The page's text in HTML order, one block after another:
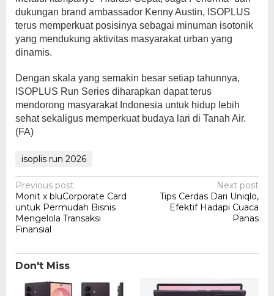
dukungan brand ambassador Kenny Austin, ISOPLUS
terus memperkuat posisinya sebagai minuman isotonik
yang mendukung aktivitas masyarakat urban yang
dinamis.
Dengan skala yang semakin besar setiap tahunnya,
ISOPLUS Run Series diharapkan dapat terus
mendorong masyarakat Indonesia untuk hidup lebih
sehat sekaligus memperkuat budaya lari di Tanah Air.
(FA)
isoplis run 2026
Post
navigation
Previous post
Monit x bluCorporate Card
untuk Permudah Bisnis
Mengelola Transaksi
Finansial
Next post
Tips Cerdas Dari Uniqlo,
Efektif Hadapi Cuaca
Panas
Don't Miss